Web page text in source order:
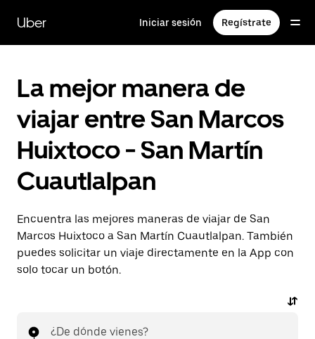
contenido
principal
Uber Iniciar sesión Regístrate
La mejor manera de
viajar entre San Marcos
Huixtoco - San Martín
Cuautlalpan
Encuentra las mejores maneras de viajar de San
Marcos Huixtoco a San Martín Cuautlalpan. También
puedes solicitar un viaje directamente en la App con
solo tocar un botón.
¿De dónde vienes?